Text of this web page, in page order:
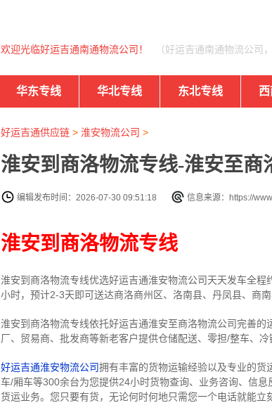
欢迎光临好运吉通南通物流公司！ （好运吉通南通物流公司
华东专线 华北专线 东北专线
好运吉通供应链> 淮安物流公司 >
淮安到商洛物流专线-淮安至商
编辑发布时间：2026-07-30 09:51:18 信息来源：https://
淮安到商洛物流专线
淮安到商洛物流专线优选好运吉通淮安物流公司天天发车全程
小时，预计2-3天即可送达商洛商州区、洛南县、丹凤县、商
淮安到商洛物流专线依托好运吉通淮安至商洛物流公司完善
厂、贸易商、批发商等新老客户提供仓储配送、零担/整车、冷
好运吉通淮安物流公司拥有丰富的货物运输经验以及专业的
车/厢车等300余台为您提供24小时货物查询、业务咨询、信息
货运业务。 您只要有货，无论何时何地只需您一个电话就能立